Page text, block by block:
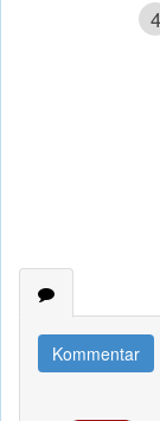
4
Kommentar